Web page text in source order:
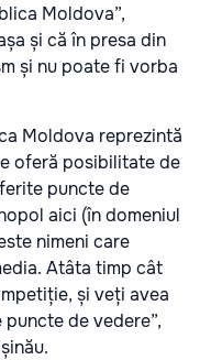
Moldova”,
și că în presa din
și nu poate fi vorba
Moldova reprezintă
oferă posibilitate de
puncte de
aici (în domeniul
nimeni care
Atâta timp cât
și veți avea
de vedere”,